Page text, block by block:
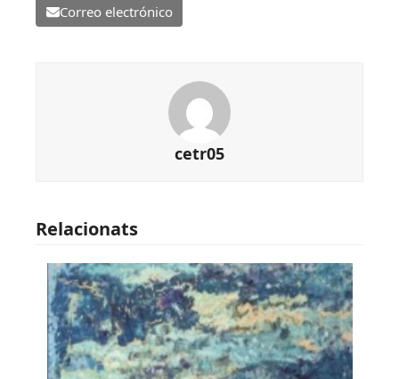
Correo electrónico
cetr05
Relacionats